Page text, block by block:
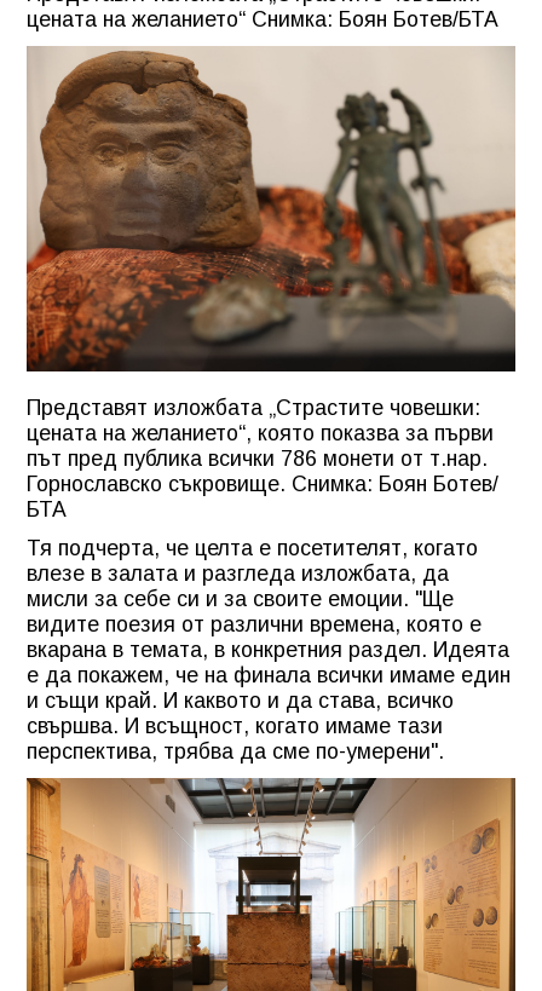
цената на желанието“ Снимка: Боян Ботев/БТА
Представят изложбата „Страстите човешки:
цената на желанието“, която показва за първи
път пред публика всички 786 монети от т.нар.
Горнославско съкровище. Снимка: Боян Ботев/
БТА
Тя подчерта, че целта е посетителят, когато
влезе в залата и разгледа изложбата, да
мисли за себе си и за своите емоции. "Ще
видите поезия от различни времена, която е
вкарана в темата, в конкретния раздел. Идеята
е да покажем, че на финала всички имаме един
и същи край. И каквото и да става, всичко
свършва. И всъщност, когато имаме тази
перспектива, трябва да сме по-умерени".